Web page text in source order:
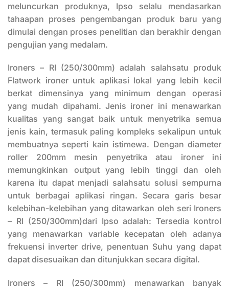
meluncurkan produknya, Ipso selalu mendasarkan
tahaapan proses pengembangan produk baru yang
dimulai dengan proses penelitian dan berakhir dengan
pengujian yang medalam.
Ironers – RI (250/300mm) adalah salahsatu produk
Flatwork ironer untuk aplikasi lokal yang lebih kecil
berkat dimensinya yang minimum dengan operasi
yang mudah dipahami. Jenis ironer ini menawarkan
kualitas yang sangat baik untuk menyetrika semua
jenis kain, termasuk paling kompleks sekalipun untuk
membuatnya seperti kain istimewa. Dengan diameter
roller 200mm mesin penyetrika atau ironer ini
memungkinkan output yang lebih tinggi dan oleh
karena itu dapat menjadi salahsatu solusi sempurna
untuk berbagai aplikasi ringan. Secara garis besar
kelebihan-kelebihan yang ditawarkan oleh seri Ironers
– RI (250/300mm)dari Ipso adalah: Tersedia kontrol
yang menawarkan variable kecepatan oleh adanya
frekuensi inverter drive, penentuan Suhu yang dapat
dapat disesuaikan dan ditunjukkan secara digital.
Ironers – RI (250/300mm) menawarkan banyak